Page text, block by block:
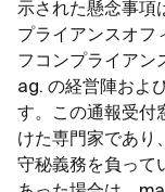
示された懸念事項
プライアンスオフ
フコンプライア
ag. の経営陣およ
す。この通報受付
けた専門家であり
守秘義務を負って